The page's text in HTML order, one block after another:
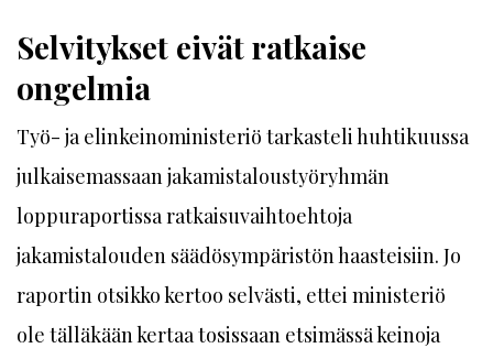
Selvitykset eivät ratkaise
ongelmia
Työ- ja elinkeinoministeriö tarkasteli huhtikuussa
julkaisemassaan jakamistaloustyöryhmän
loppuraportissa ratkaisuvaihtoehtoja
jakamistalouden säädösympäristön haasteisiin. Jo
raportin otsikko kertoo selvästi, ettei ministeriö
ole tälläkään kertaa tosissaan etsimässä keinoja